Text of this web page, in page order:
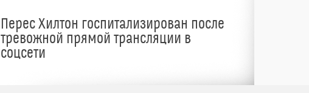
Перес Хилтон госпитализирован после
тревожной прямой трансляции в
соцсети